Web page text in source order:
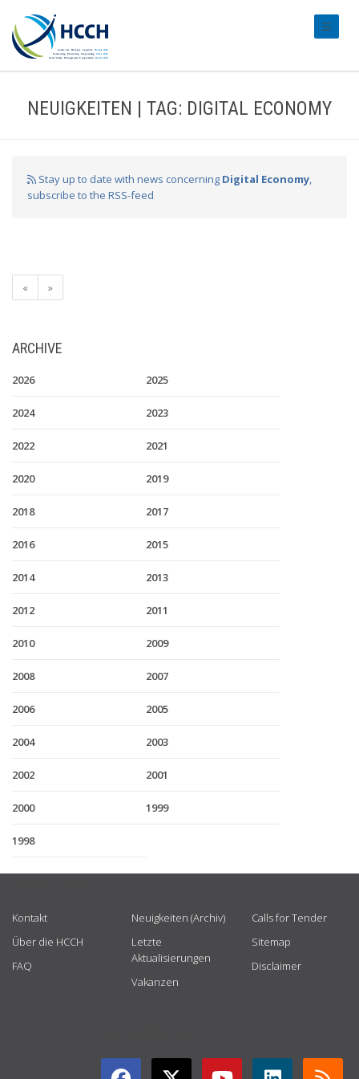
NEUIGKEITEN | TAG: DIGITAL ECONOMY
Stay up to date with news concerning Digital Economy,
subscribe to the RSS-feed
« »
ARCHIVE
2026 2025
2024 2023
2022 2021
2020 2019
2018 2017
2016 2015
2014 2013
2012 2011
2010 2009
2008 2007
2006 2005
2004 2003
2002 2001
2000 1999
1998
Kontakt
Über die HCCH
FAQ
Neuigkeiten (Archiv)
Letzte
Aktualisierungen
Vakanzen
Calls for Tender
Sitemap
Disclaimer